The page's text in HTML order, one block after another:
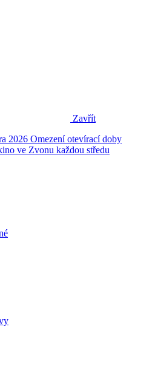
Zavřít
2026 Omezení otevírací doby
ve Zvonu každou středu